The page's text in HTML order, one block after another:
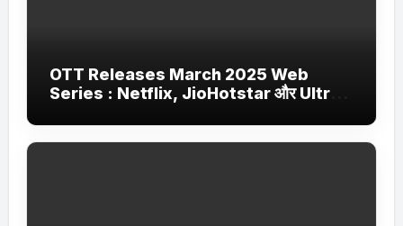
OTT Releases March 2025 Web
Series : Netflix, JioHotstar और Ultra